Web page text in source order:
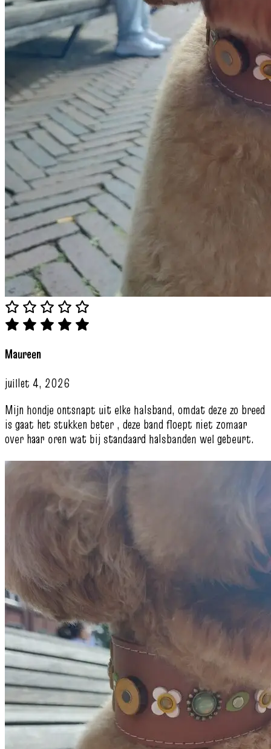
Maureen
juillet 4, 2026
Mijn hondje ontsnapt uit elke halsband, omdat deze zo breed
is gaat het stukken beter , deze band floept niet zomaar
over haar oren wat bij standaard halsbanden wel gebeurt.